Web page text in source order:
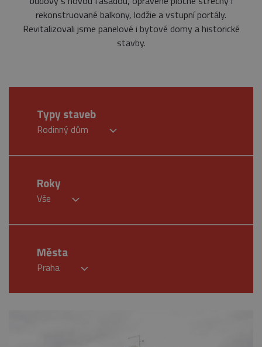
rekonstruované balkony, lodžie a vstupní portály.
Revitalizovali jsme panelové i bytové domy a historické
stavby.
Typy staveb
Rodinný dům
Roky
Vše
Města
Praha